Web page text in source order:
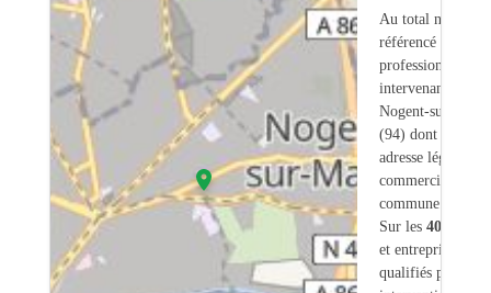
Au total nous
référencé
professionnels
intervenant sur
Nogent-sur-
(94) dont
adresse légale ou
commerciale
commune.
Sur les 400
et entreprises
qualifiés pour une